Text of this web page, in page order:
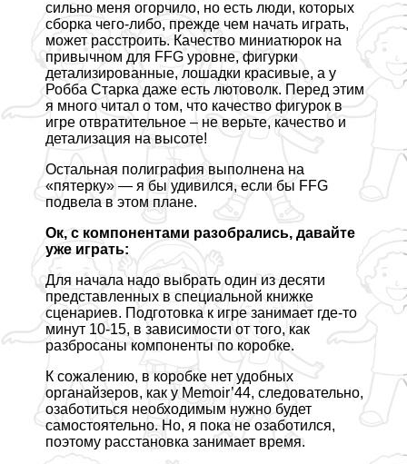
сильно меня огорчило, но есть люди, которых
сборка чего-либо, прежде чем начать играть,
может расстроить. Качество миниатюрок на
привычном для FFG уровне, фигурки
детализированные, лошадки красивые, а у
Робба Старка даже есть лютоволк. Перед этим
я много читал о том, что качество фигурок в
игре отвратительное – не верьте, качество и
детализация на высоте!
Остальная полиграфия выполнена на
«пятерку» — я бы удивился, если бы FFG
подвела в этом плане.
Ок, с компонентами разобрались, давайте
уже играть:
Для начала надо выбрать один из десяти
представленных в специальной книжке
сценариев. Подготовка к игре занимает где-то
минут 10-15, в зависимости от того, как
разбросаны компоненты по коробке.
К сожалению, в коробке нет удобных
органайзеров, как у Memoir’44, следовательно,
озаботиться необходимым нужно будет
самостоятельно. Но, я пока не озаботился,
поэтому расстановка занимает время.